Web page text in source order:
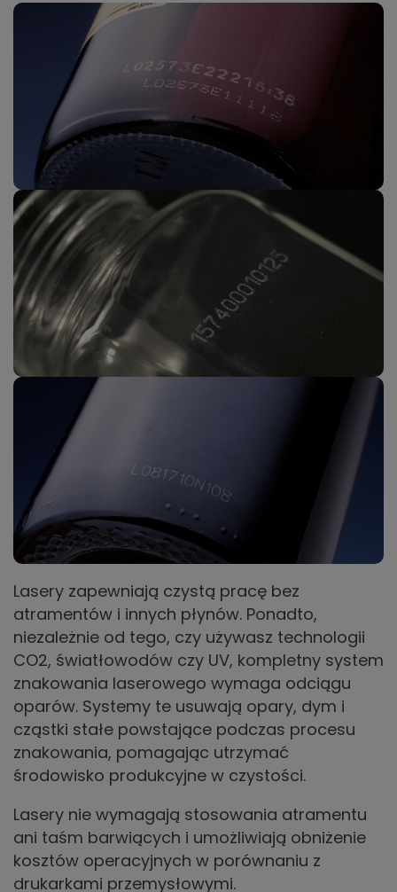
Lasery zapewniają czystą pracę bez
atramentów i innych płynów. Ponadto,
niezależnie od tego, czy używasz technologii
CO2, światłowodów czy UV, kompletny system
znakowania laserowego wymaga odciągu
oparów. Systemy te usuwają opary, dym i
cząstki stałe powstające podczas procesu
znakowania, pomagając utrzymać
środowisko produkcyjne w czystości.
Lasery nie wymagają stosowania atramentu
ani taśm barwiących i umożliwiają obniżenie
kosztów operacyjnych w porównaniu z
drukarkami przemysłowymi.